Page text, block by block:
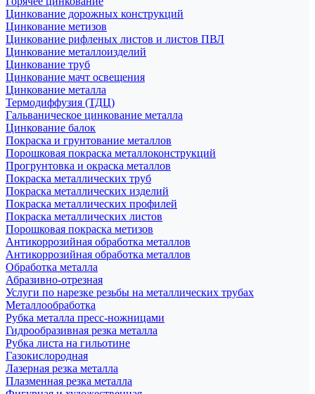
Цинкование дорожных конструкций
Цинкование метизов
Цинкование рифленых листов и листов ПВЛ
Цинкование металлоизделий
Цинкование труб
Цинкование мачт освещения
Цинкование металла
Термодиффузия (ТДЦ)
Гальваническое цинкование металла
Цинкование балок
Покраска и грунтование металлов
Порошковая покраска металлоконструкций
Прогрунтовка и окраска металлов
Покраска металлических труб
Покраска металлических изделий
Покраска металлических профилей
Покраска металлических листов
Порошковая покраска метизов
Антикоррозийная обработка металлов
Антикоррозийная обработка металлов
Обработка металла
Абразивно-отрезная
Услуги по нарезке резьбы на металлических трубах
Металлообработка
Рубка металла пресс-ножницами
Гидрообразивная резка металла
Рубка листа на гильотине
Газокислородная
Лазерная резка металла
Плазменная резка металла